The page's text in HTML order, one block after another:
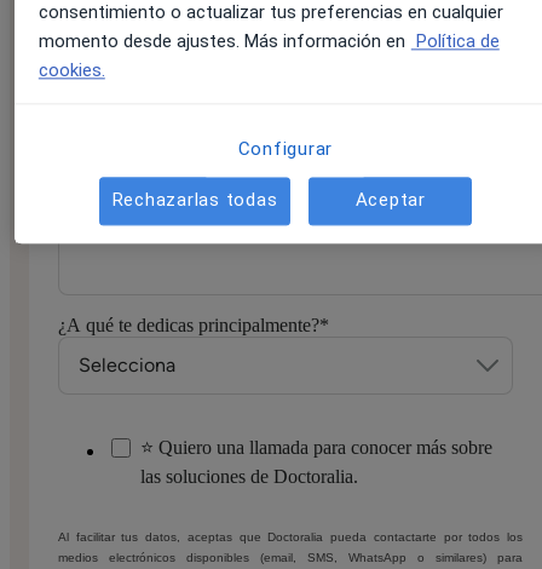
Correo electrónico:
Número de móvil/WhatsApp
¿A qué te dedicas principalmente?*
⭐ Quiero una llamada para conocer más sobre
las soluciones de Doctoralia.
Al facilitar tus datos, aceptas que Doctoralia pueda contactarte por todos los
medios electrónicos disponibles (email, SMS, WhatsApp o similares) para
consentimiento o actualizar tus preferencias en cualquier
momento desde ajustes. Más información en Política de
cookies.
Configurar
Rechazarlas todas Aceptar